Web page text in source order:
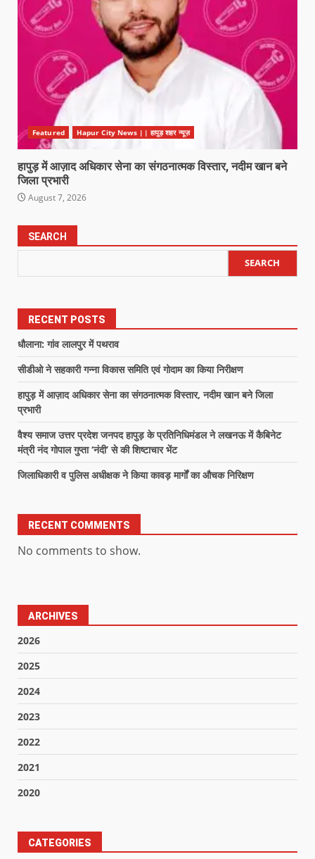
Featured Hapur City News || हापुड़ शहर न्यूज़
हापुड़ में आज़ाद अधिकार सेना का संगठनात्मक विस्तार, नदीम खान बने
जिला प्रभारी
August 7, 2026
SEARCH
SEARCH
RECENT POSTS
धौलाना: गांव लालपुर में पथराव
सीडीओ ने सहकारी गन्ना विकास समिति एवं गोदाम का किया निरीक्षण
हापुड़ में आज़ाद अधिकार सेना का संगठनात्मक विस्तार, नदीम खान बने जिला
प्रभारी
वैश्य समाज उत्तर प्रदेश जनपद हापुड़ के प्रतिनिधिमंडल ने लखनऊ में कैबिनेट
मंत्री नंद गोपाल गुप्ता ‘नंदी’ से की शिष्टाचार भेंट
जिलाधिकारी व पुलिस अधीक्षक ने किया कावड़ मार्गों का औचक निरिक्षण
RECENT COMMENTS
No comments to show.
ARCHIVES
2026
2025
2024
2023
2022
2021
2020
CATEGORIES